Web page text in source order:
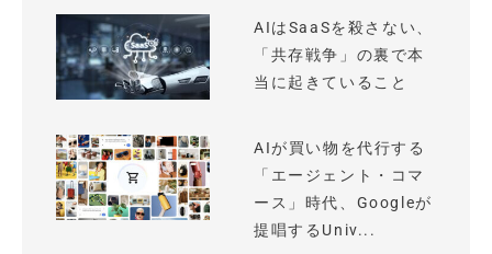
AIはSaaSを殺さない、
「共存戦争」の裏で本
当に起きていること
AIが買い物を代行する
「エージェント・コマ
ース」時代、Googleが
提唱するUniv...